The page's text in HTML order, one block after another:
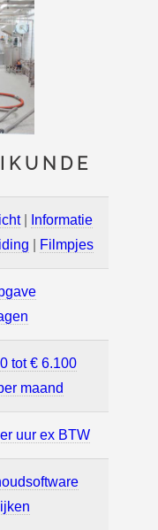
|
Informatie
Filmpjes
tot € 6.100
maand
uur ex BTW